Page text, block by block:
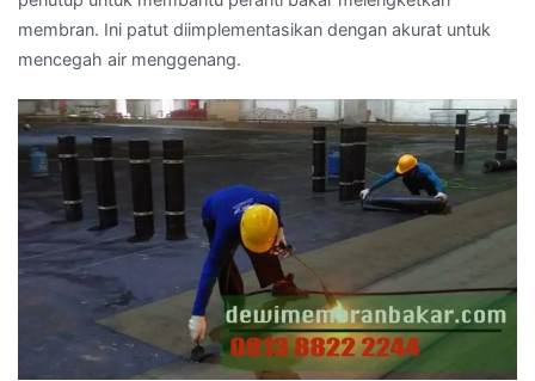
membran. Ini patut diimplementasikan dengan akurat untuk
mencegah air menggenang.